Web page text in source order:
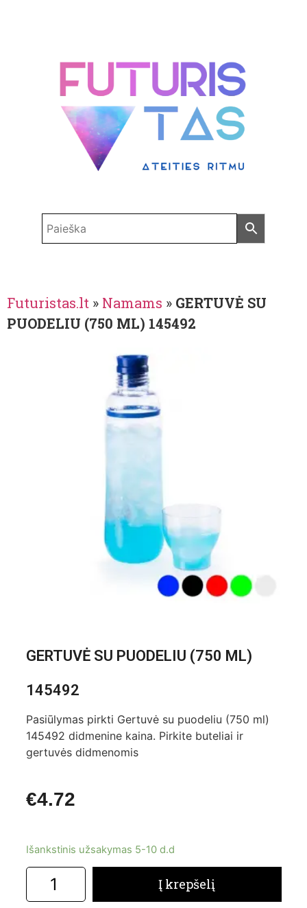
Futuristas.lt » Namams » GERTUVĖ SU
PUODELIU (750 ML) 145492
GERTUVĖ SU PUODELIU (750 ML)
145492
Pasiūlymas pirkti Gertuvė su puodeliu (750 ml)
145492 didmenine kaina. Pirkite buteliai ir
gertuvės didmenomis
€4.72
Išankstinis užsakymas 5-10 d.d
Į krepšelį